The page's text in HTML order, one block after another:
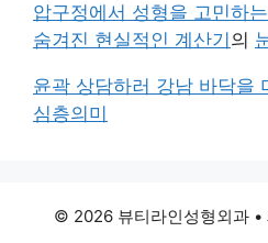
압구정에서 성형을 고민하
숨겨진 현실적인 계산기 의
윤곽 상담하러 강남 바닥을
심층의미
© 2026 뷰티라인성형외과 •